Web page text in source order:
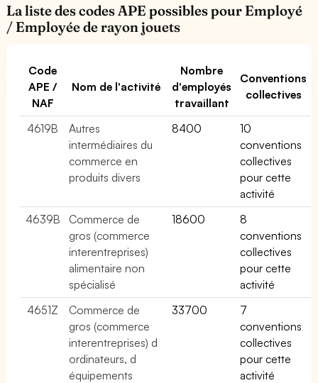
La liste des codes APE possibles pour Employé
/ Employée de rayon jouets
Code
APE /
NAF
Nom de l'activité
Nombre
d'employés
travaillant
Conventions
collectives
4619B
Autres
intermédiaires du
commerce en
produits divers
8400
10
conventions
collectives
pour cette
activité
4639B
Commerce de
gros (commerce
interentreprises)
alimentaire non
spécialisé
18600
8
conventions
collectives
pour cette
activité
4651Z
Commerce de
gros (commerce
interentreprises) d
ordinateurs, d
équipements
33700
7
conventions
collectives
pour cette
activité